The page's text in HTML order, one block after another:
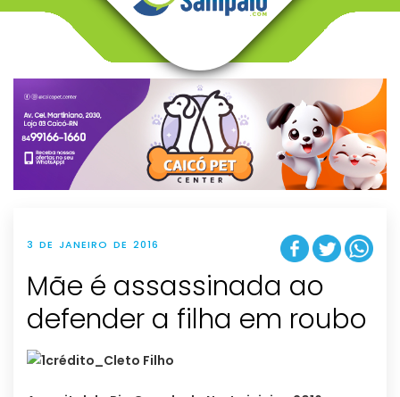
v
g
t
i
o
n
3 DE JANEIRO DE 2016
Mãe é assassinada ao
defender a filha em roubo